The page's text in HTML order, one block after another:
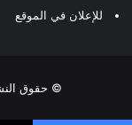
للإعلان في الموقع
© حقوق النشر 2026، جميع